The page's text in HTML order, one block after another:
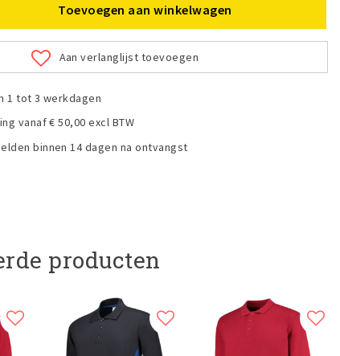
Toevoegen aan winkelwagen
Aan verlanglijst toevoegen
1 tot 3 werkdagen
vanaf € 50,00 excl BTW
binnen 14 dagen na ontvangst
producten